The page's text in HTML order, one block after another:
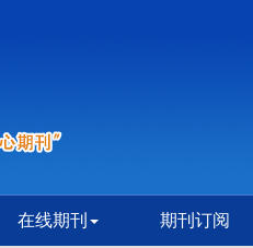
在线期刊 期刊订阅